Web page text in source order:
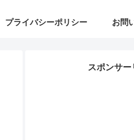
プライバシーポリシー お問
スポンサー